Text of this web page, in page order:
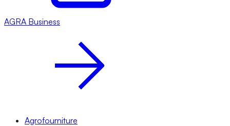
AGRA Business
Agrofourniture